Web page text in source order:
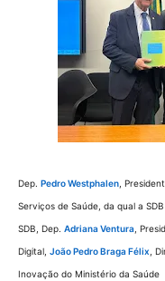
Dep. Pedro Westphalen ,
Serviços de Saúde, da qual a
SDB, Dep. Adriana Ventura ,
Digital, João Pedro Braga Félix ,
Inovação do Ministério da Saúde